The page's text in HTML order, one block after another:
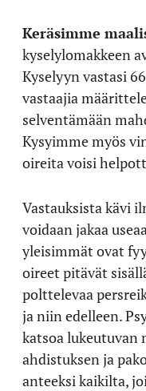
Keräsimme
kyselylomakkeen
Kyselyyn vastasi
vastaajia
selventämään
Kysyimme myös
oireita voisi
Vastauksista kävi
voidaan jakaa
yleisimmät ovat
oireet pitävät
polttelevaa
ja niin edelleen.
katsoa lukeutuvan
ahdistuksen ja
anteeksi kaikilta,